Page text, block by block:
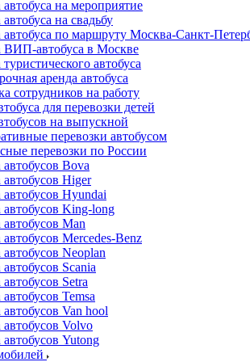
на мероприятие
на свадьбу
автобуса по маршруту Москва-Санкт-
ВИП-автобуса в Москве
автобуса
аренда автобуса
сотрудников на работу
для перевозки детей
на выпускной
перевозки автобусом
перевозки по России
Bova
Higer
Hyundai
King-long
Man
Mercedes-Benz
Neoplan
Scania
Setra
Temsa
Van hool
Volvo
Yutong